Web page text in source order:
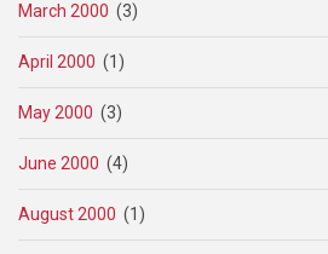
March 2000 (3)
April 2000 (1)
May 2000 (3)
June 2000 (4)
August 2000 (1)